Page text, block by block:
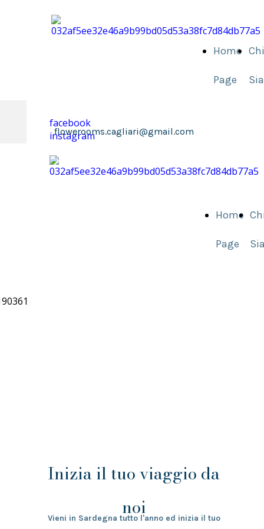
Home
Page
Chi
facebook
instagram
flowerooms.cagliari@gmail.com
Home
Page
Inizia il tuo viaggio da
noi
Vieni in Sardegna tutto l'anno ed inizia il tuo